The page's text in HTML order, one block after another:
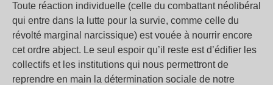
Toute réaction individuelle (celle du combattant néolibéral
qui entre dans la lutte pour la survie, comme celle du
révolté marginal narcissique) est vouée à nourrir encore
cet ordre abject. Le seul espoir qu’il reste est d’édifier les
collectifs et les institutions qui nous permettront de
reprendre en main la détermination sociale de notre